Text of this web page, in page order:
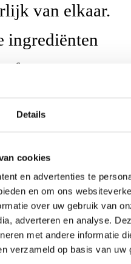
Details
cookies
en advertenties te
en om ons
over uw gebruik van
adverteren en analyse.
met andere informatie
verzameld op basis van uw
van elkaar.
ingrediënten
verse
bij- en
geen deel